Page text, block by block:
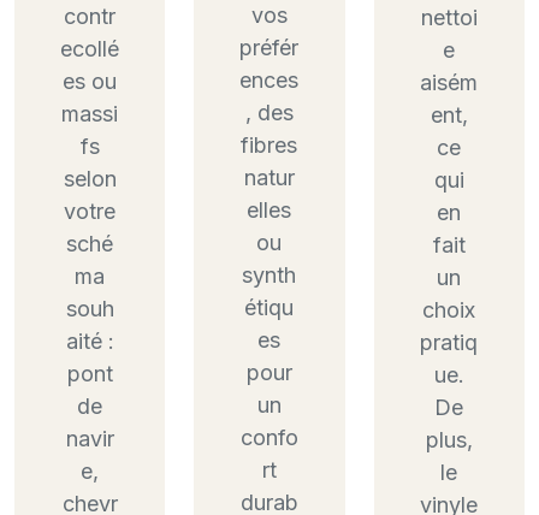
contr
ecollé
es ou
massi
fs
selon
votre
sché
ma
souh
aité :
pont
de
navir
e,
chevr
vos
préfér
ences
, des
fibres
natur
elles
ou
synth
étiqu
es
pour
un
confo
rt
durab
nettoi
e
aisém
ent,
ce
qui
en
fait
un
choix
pratiq
ue.
De
plus,
le
vinyle